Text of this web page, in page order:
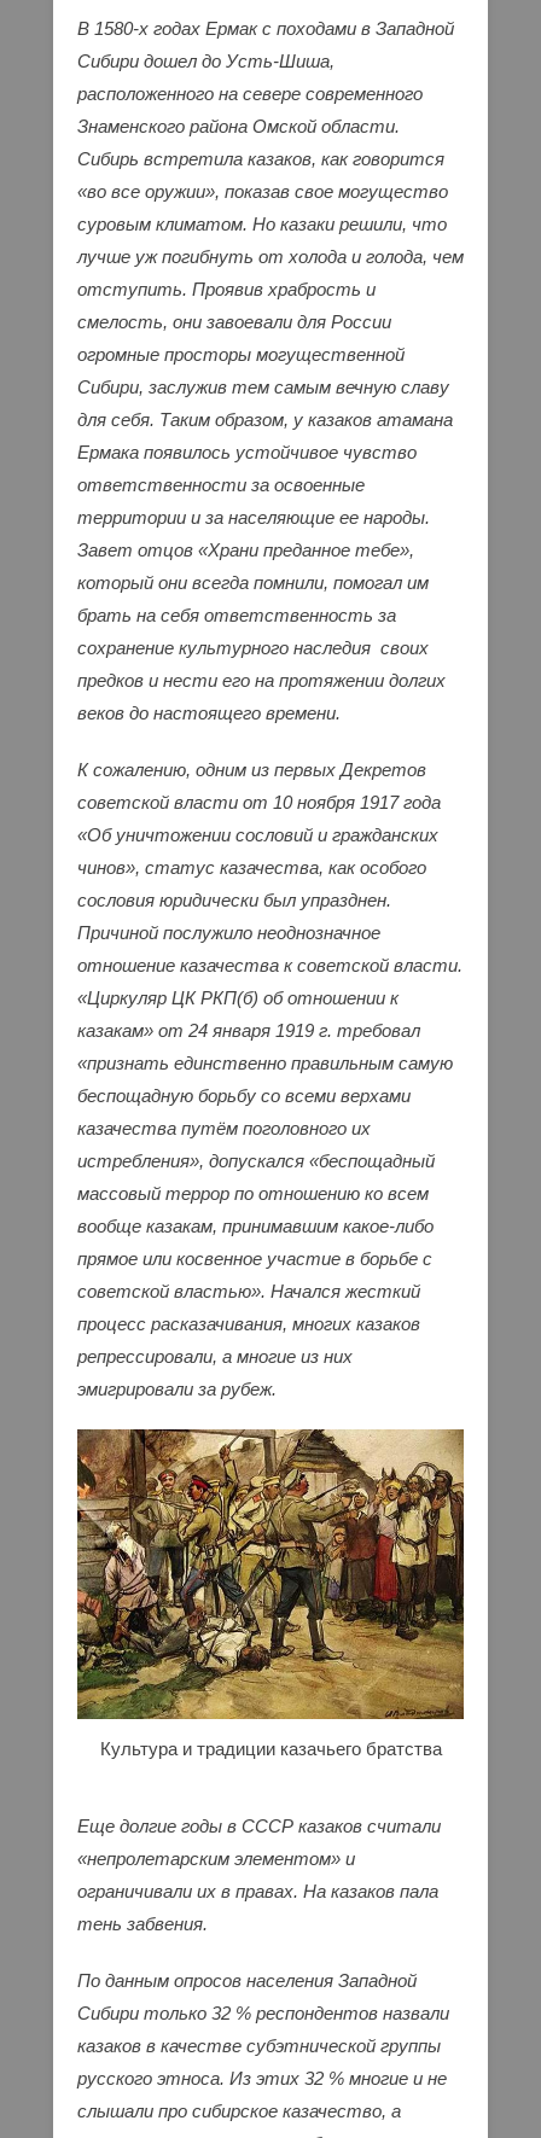
В 1580-х годах Ермак с походами в Западной
Сибири дошел до Усть-Шиша,
расположенного на севере современного
Знаменского района Омской области.
Сибирь встретила казаков, как говорится
«во все оружии», показав свое могущество
суровым климатом. Но казаки решили, что
лучше уж погибнуть от холода и голода, чем
отступить. Проявив храбрость и
смелость, они завоевали для России
огромные просторы могущественной
Сибири, заслужив тем самым вечную славу
для себя. Таким образом, у казаков атамана
Ермака появилось устойчивое чувство
ответственности за освоенные
территории и за населяющие ее народы.
Завет отцов «Храни преданное тебе»,
который они всегда помнили, помогал им
брать на себя ответственность за
сохранение культурного наследия своих
предков и нести его на протяжении долгих
веков до настоящего времени.
К сожалению, одним из первых Декретов
советской власти от 10 ноября 1917 года
«Об уничтожении сословий и гражданских
чинов», статус казачества, как особого
сословия юридически был упразднен.
Причиной послужило неоднозначное
отношение казачества к советской власти.
«Циркуляр ЦК РКП(б) об отношении к
казакам» от 24 января 1919 г. требовал
«признать единственно правильным самую
беспощадную борьбу со всеми верхами
казачества путём поголовного их
истребления», допускался «беспощадный
массовый террор по отношению ко всем
вообще казакам, принимавшим какое-либо
прямое или косвенное участие в борьбе с
советской властью». Начался жесткий
процесс расказачивания, многих казаков
репрессировали, а многие из них
эмигрировали за рубеж.
Культура и традиции казачьего братства
Еще долгие годы в СССР казаков считали
«непролетарским элементом» и
ограничивали их в правах. На казаков пала
тень забвения.
По данным опросов населения Западной
Сибири только 32 % респондентов назвали
казаков в качестве субэтнической группы
русского этноса. Из этих 32 % многие и не
слышали про сибирское казачество, а